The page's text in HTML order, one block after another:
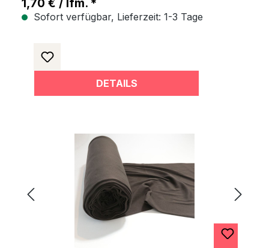
1,70 € / lfm. *
Sofort verfügbar, Lieferzeit: 1-3 Tage
DETAILS